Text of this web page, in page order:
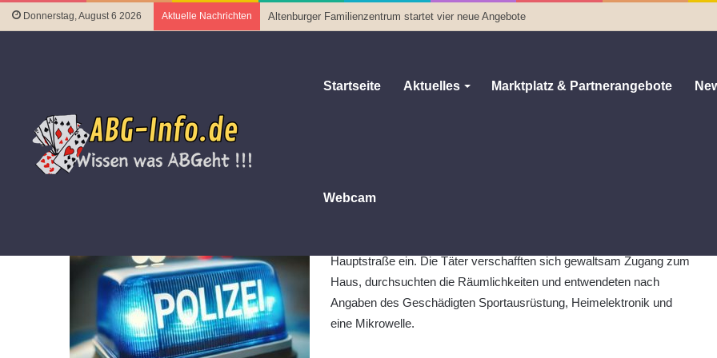
Donnerstag, August 6 2026 Aktuelle Nachrichten Altenburger Familienzentrum startet vier neue Angebote
Startseite Aktuelles Marktplatz & Partnerangebote
Webcam
Polizeiberichte Einbruch in ein Einfamilienhaus
Einbruch in ein Einfamilienhaus
Hauptstraße ein. Die Täter verschafften sich gewaltsam Zugang zum
Haus, durchsuchten die Räumlichkeiten und entwendeten nach
Angaben des Geschädigten Sportausrüstung, Heimelektronik und
eine Mikrowelle.